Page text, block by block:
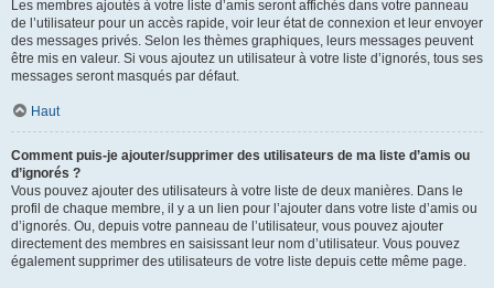
Les membres ajoutés à votre liste d’amis seront affichés dans votre panneau
de l’utilisateur pour un accès rapide, voir leur état de connexion et leur envoyer
des messages privés. Selon les thèmes graphiques, leurs messages peuvent
être mis en valeur. Si vous ajoutez un utilisateur à votre liste d’ignorés, tous ses
messages seront masqués par défaut.
Haut
Comment puis-je ajouter/supprimer des utilisateurs de ma liste d’amis ou
d’ignorés ?
Vous pouvez ajouter des utilisateurs à votre liste de deux manières. Dans le
profil de chaque membre, il y a un lien pour l’ajouter dans votre liste d’amis ou
d’ignorés. Ou, depuis votre panneau de l’utilisateur, vous pouvez ajouter
directement des membres en saisissant leur nom d’utilisateur. Vous pouvez
également supprimer des utilisateurs de votre liste depuis cette même page.